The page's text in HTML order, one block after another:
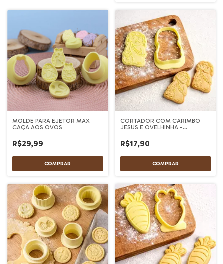
MOLDE PARA EJETOR MAX
CAÇA AOS OVOS
R$29,99
CORTADOR COM CARIMBO
JESUS E OVELHINHA -
R$17,90